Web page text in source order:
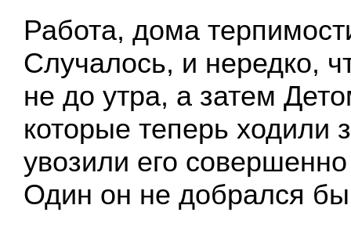
Работа, дома
Случалось, и нередко,
не до утра, а затем
которые теперь ходили
увозили его
Один он не добрался